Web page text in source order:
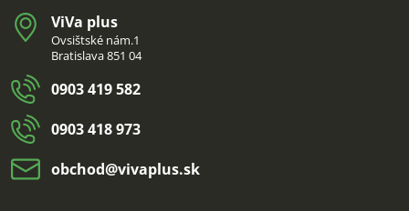
ViVa plus
Ovsištské nám.1
Bratislava 851 04
0903 419 582
0903 418 973
obchod​@vivaplus​.sk